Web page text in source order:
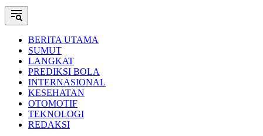
BERITA UTAMA
SUMUT
LANGKAT
PREDIKSI BOLA
INTERNASIONAL
KESEHATAN
OTOMOTIF
TEKNOLOGI
REDAKSI